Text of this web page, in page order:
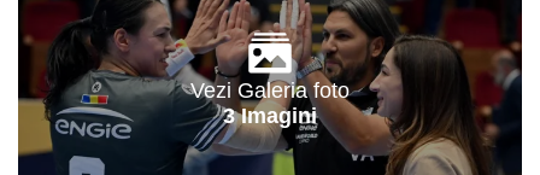
Cristina Vărzaru și Adrian Vasile a fost iubire
mare, adică preparatorul fizic „Picioruș” nu
ajungea antrenor de handbal, pardon,
selecționer, dacă nu era …antrenat sentimental
de Cristinica! Poate o aduc la CSM București și